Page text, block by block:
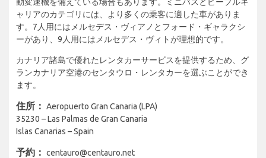
ャリアのカテゴリには、より多くの乗客に適した車がありま
す。7人用にはメルセデス・ヴィアノとフォード・ギャラクシ
ーがあり、9人用にはメルセデス・ヴィトが理想的です。
カナリア諸島で優れたレンタカーサービスを提供するため、グ
ランカナリア空港のセンタウロ・レンタカーを選ぶことができ
ます。
住所： Aeropuerto Gran Canaria (LPA)
35230 – Las Palmas de Gran Canaria
Islas Canarias – Spain
予約： centauro@centauro.net